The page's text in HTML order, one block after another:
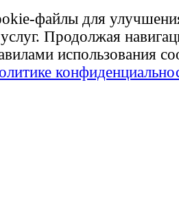
файлы для
Продолжая
использования